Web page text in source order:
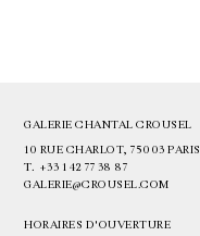
GALERIE CHANTAL CROUSEL
10 RUE CHARLOT, 75003 PARIS
T. +33 1 42 77 38 87
GALERIE@CROUSEL.COM
HORAIRES D'OUVERTURE